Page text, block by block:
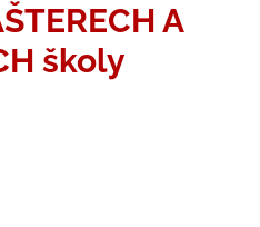
A
školy